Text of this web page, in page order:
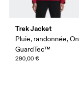
Trek Jacket
Pluie, randonnée, On
GuardTec™
290,00 €